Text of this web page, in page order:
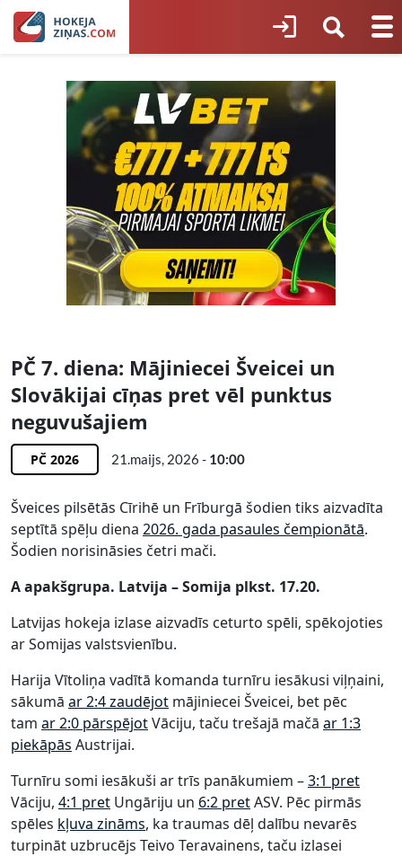
PČ 7. diena: Mājiniecei Šveicei un
Slovākijai cīņas pret vēl punktus
neguvušajiem
PČ 2026 21.maijs, 2026 - 10:00
Šveices pilsētās Cīrihē un Frīburgā šodien tiks aizvadīta
septītā spēļu diena 2026. gada pasaules čempionātā.
Šodien norisināsies četri mači.
A apakšgrupa. Latvija – Somija plkst. 17.20.
Latvijas hokeja izlase aizvadīs ceturto spēli, spēkojoties
ar Somijas valstsvienību.
Harija Vītoliņa vadītā komanda turnīru iesākusi viļņaini,
sākumā ar 2:4 zaudējot mājiniecei Šveicei, bet pēc
tam ar 2:0 pārspējotVāciju, taču trešajā mačā ar 1:3
piekāpās Austrijai.
Turnīru somi iesākuši ar trīs panākumiem –3:1 pret
Vāciju, 4:1 pret Ungāriju un 6:2 pretASV. Pēc pirmās
spēles kļuva zināms, ka traumas dēļ dalību nevarēs
turpināt uzbrucējs Teivo Teravainens, taču izlasei